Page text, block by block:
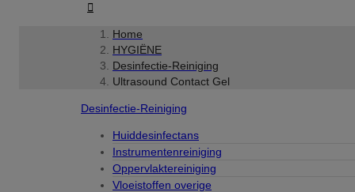

Home
HYGIËNE
Desinfectie-Reiniging
Ultrasound Contact Gel
Desinfectie-Reiniging
Huiddesinfectans
Instrumentenreiniging
Oppervlaktereiniging
Vloeistoffen overige